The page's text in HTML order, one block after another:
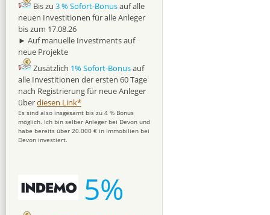
Bis zu 3 % Sofort-Bonusauf alle
neuen Investitionen für alle Anleger
bis zum 17.08.26
► Auf manuelle Investments auf
neue Projekte
Zusätzlich 1% Sofort-Bonusauf
alle Investitionen der ersten 60 Tage
nach Registrierung für neue Anleger
überdiesen Link*
Es sind also insgesamt bis zu 4 % Bonus
möglich. Ich bin selber Anleger bei Devon und
habe bereits über 20.000 € in Immobilien bei
Devon investiert.
5%